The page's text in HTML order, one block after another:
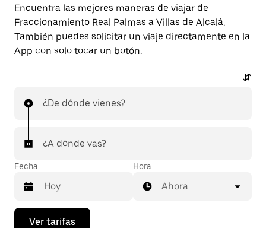
Encuentra las mejores maneras de viajar de
Fraccionamiento Real Palmas a Villas de Alcalá.
También puedes solicitar un viaje directamente en la
App con solo tocar un botón.
¿De dónde vienes?
¿A dónde vas?
Fecha
Presiona
Hora
Ahora
Ver tarifas